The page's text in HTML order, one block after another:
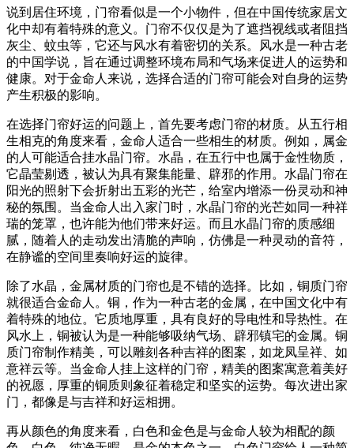
说到居住环境，门帘看似是一个小物件，但在中国传统家居文
化中却有着特殊的意义。门帘不仅仅是为了遮挡视线或者阻挡
灰尘、蚊虫等，它还与风水有着密切的关系。风水是一种古老
的中国学说，旨在通过调整环境布局和气场来促进人的运势和
健康。对于金命人来说，选择合适的门帘可能会对自身的运势
产生积极的影响。
在选择门帘好运的问题上，首先要考虑门帘的材质。从五行相
生相克的角度来看，金命人适合一些相生的材质。例如，属金
的人可能适合挂水晶门帘。水晶，在五行中也属于金性物质，
它晶莹剔透，被认为具有聚集能量、辟邪的作用。水晶门帘在
阳光的照射下会折射出五彩的光芒，给室内增添一份灵动和神
秘的氛围。当金命人出入家门时，水晶门帘的光芒如同一种祥
瑞的笼罩，也许能为他们带来好运。而且水晶门帘的质感细
腻，随着人的走动发出清脆的声响，仿佛是一种灵动的音符，
在静谧的空间里奏响好运的旋律。
除了水晶，金属材质的门帘也是不错的选择。比如，铜质门帘
就很适合金命人。铜，作为一种古老的金属，在中国文化中有
着特殊的地位。它质地厚重，具有良好的导电性和导热性。在
风水上，铜被认为是一种能够吸纳气场、辟邪镇宅的金属。铜
质门帘制作精美，可以雕刻各种吉祥的图案，如龙凤呈祥、如
意祥云等。当金命人挂上这样的门帘，精美的图案寓意着美好
的祝愿，厚重的铜质则象征着稳定和坚实的运势。每次进出家
门，都像是与吉祥和好运相拥。
再从颜色的角度来看，白色和金色是与金命人较为相配的颜